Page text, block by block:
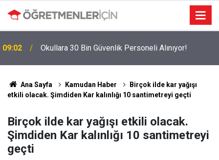
19:01
Öncelik Hangi Alanın Oldu?
Ana Sayfa Kamudan Haber
Birçok ilde kar yağışı
etkili olacak. Şimdiden Kar kalınlığı 10 santimetreyi geçti
Birçok ilde kar yağışı etkili olacak.
Şimdiden Kar kalınlığı 10 santimetreyi
geçti